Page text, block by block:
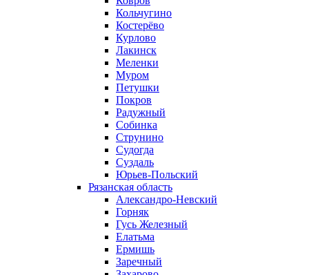
Кольчугино
Костерёво
Курлово
Лакинск
Меленки
Муром
Петушки
Покров
Радужный
Собинка
Струнино
Судогда
Суздаль
Юрьев-Польский
Рязанская область
Александро-Невский
Горняк
Гусь Железный
Елатьма
Ермишь
Заречный